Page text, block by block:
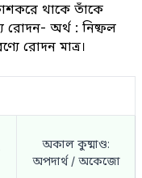
থাকে তাঁকে
রোদন- অর্থ : নিষ্ফল
রোদন মাত্র।
অকাল কুষ্মাণ্ড:
অপদার্থ / অকেজো